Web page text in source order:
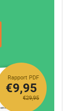
Rapport PDF
€29,95
€9,95